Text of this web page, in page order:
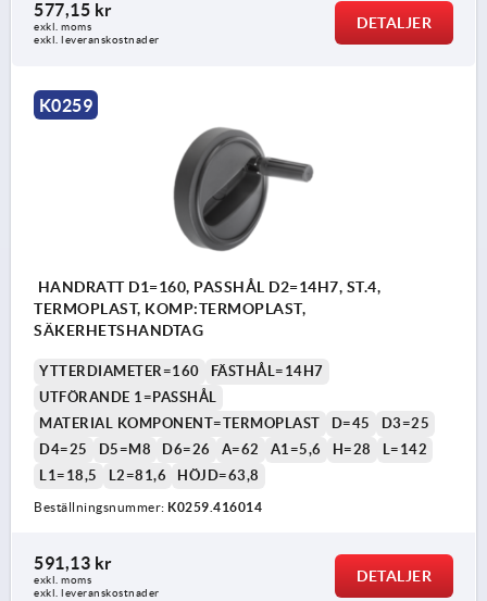
577,15 kr
exkl. moms
exkl. leveranskostnader
DETALJER
K0259
HANDRATT D1=160, PASSHÅL D2=14H7, ST.4,
TERMOPLAST, KOMP:TERMOPLAST,
SÄKERHETSHANDTAG
YTTERDIAMETER=160
FÄSTHÅL=14H7
UTFÖRANDE 1=PASSHÅL
MATERIAL KOMPONENT=TERMOPLAST
D=45
D3=25
D4=25
D5=M8 D6=26 A=62 A1=5,6 H=28
L=142
L1=18,5
L2=81,6 HÖJD=63,8
Beställningsnummer: K0259.416014
591,13 kr
exkl. moms
exkl. leveranskostnader
DETALJER